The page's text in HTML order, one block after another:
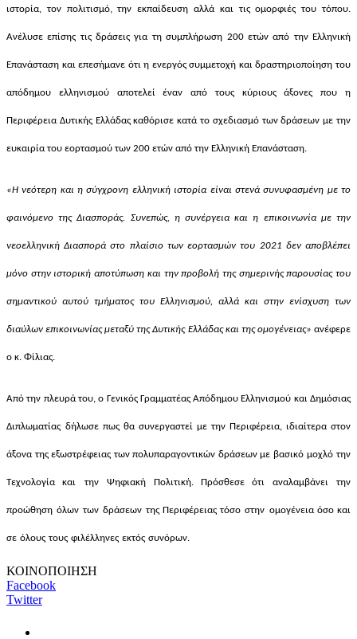
ιστορία, τον πολιτισμό, την εκπαίδευση αλλά και τις ομορφιές του τόπου.
Ανέλυσε επίσηςτις δράσεις γιατη συμπλήρωση 200 ετώναπό την Ελληνική
Επανάσταση και επεσήμανε ότι η ενεργός συμμετοχή και δραστηριοποίηση του
απόδημου ελληνισμού αποτελεί έναν από τους κύριους άξονες που η
Περιφέρεια Δυτικής Ελλάδας καθόρισε κατά το σχεδιασμό των δράσεων με την
ευκαιρία του εορτασμού των 200 ετών από την Ελληνική Επανάσταση.
«H νεότερη και η σύγχρονη ελληνική ιστορία είναι στενά συνυφασμένη με το
φαινόμενο της Διασποράς. Συνεπώς, η συνέργεια και η επικοινωνία με την
νεοελληνική Διασπορά στο πλαίσιο των εορτασμών του 2021 δεν αποβλέπει
μόνο στην ιστορική αποτύπωση και την προβολή της σημερινής παρουσίας του
σημαντικού αυτού τμήματος του Ελληνισμού, αλλά και στην ενίσχυση των
διαύλων επικοινωνίας μεταξύ της Δυτικής Ελλάδας και της ομογένειας» ανέφερε
ο κ. Φίλιας.
Από την πλευρά του, ο Γενικός Γραμματέας Απόδημου Ελληνισμού και Δημόσιας
Διπλωματίας δήλωσε πως θα συνεργαστεί μετην Περιφέρεια, ιδιαίτερα στον
άξονατηςεξωστρέφειας των πολυπαραγοντικών δράσεων με βασικό μοχλό την
Τεχνολογία και την Ψηφιακή Πολιτική. Πρόσθεσε ότι αναλαμβάνει την
προώθηση όλων των δράσεων τηςΠεριφέρειας τόσο στην ομογένεια όσο και
σε όλους τους φιλέλληνες εκτός συνόρων.
ΚΟΙΝΟΠΟΙΗΣΗ
Facebook
Twitter